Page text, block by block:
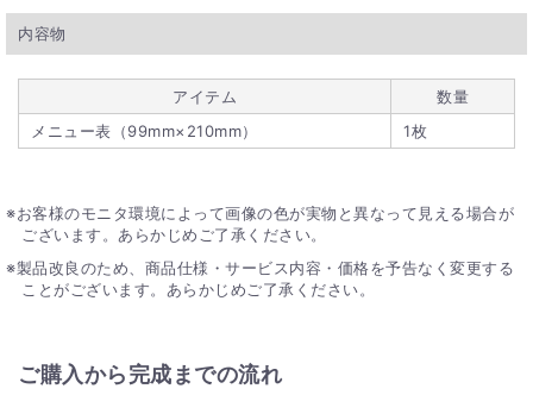
内容物
アイテム
数量
メニュー表（99mm×210mm）
1枚
お客様のモニタ環境によって画像の色が実物と異なって見える場合が
ございます。あらかじめご了承ください。
製品改良のため、商品仕様・サービス内容・価格を予告なく変更する
ことがございます。あらかじめご了承ください。
ご購入から完成までの流れ